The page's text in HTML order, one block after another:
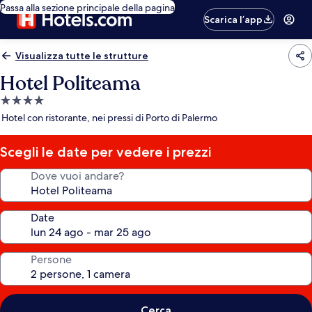
Passa alla sezione principale della pagina
Scarica l’app
Visualizza tutte le strutture
Hotel Politeama
Struttura
a
stelle
Hotel con ristorante, nei pressi di Porto di Palermo
Scegli le date per vedere i prezzi
Dove vuoi andare?
Date
Persone